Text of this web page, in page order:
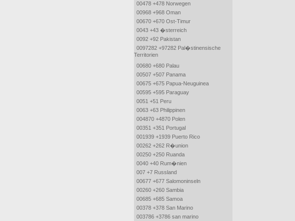
00478 +478 Norwegen
00968 +968 Oman
00670 +670 Ost-Timur
0043 +43 �sterreich
0092 +92 Pakistan
0097282 +97282 Pal�stinensische
Territorien
00680 +680 Palau
00507 +507 Panama
00675 +675 Papua-Neuguinea
00595 +595 Paraguay
0051 +51 Peru
0063 +63 Philippinen
004870 +4870 Polen
00351 +351 Portugal
001939 +1939 Puerto Rico
00262 +262 R�union
00250 +250 Ruanda
0040 +40 Rum�nien
007 +7 Russland
00677 +677 Salomoninseln
00260 +260 Sambia
00685 +685 Samoa
00378 +378 San Marino
003786 +3786 san marino